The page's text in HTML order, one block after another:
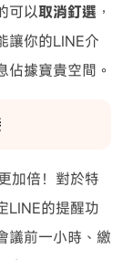
可以取消釘選 ，
讓你的LINE介
據寶貴空間。
加倍！對於特
LINE的提醒功
議前一小時、繳